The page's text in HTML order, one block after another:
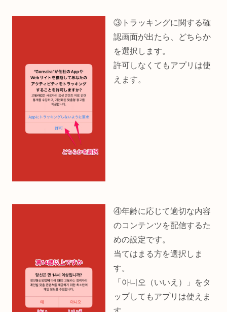
③トラッキングに関する確
認画面が出たら、どちらか
を選択します。
許可しなくてもアプリは使
えます。
④年齢に応じて適切な内容
のコンテンツを配信するた
めの設定です。
当てはまる方を選択しま
す。
「아니오（いいえ）」をタ
ップしてもアプリは使えま